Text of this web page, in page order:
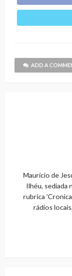
ADD A
Maurício de
Ilhéu, sediada
rubrica
rádios